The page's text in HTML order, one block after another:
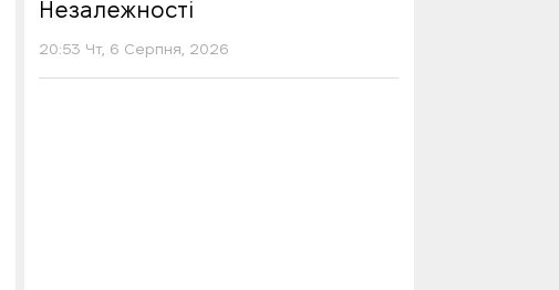
Незалежності
20:53 Чт, 6 Серпня, 2026